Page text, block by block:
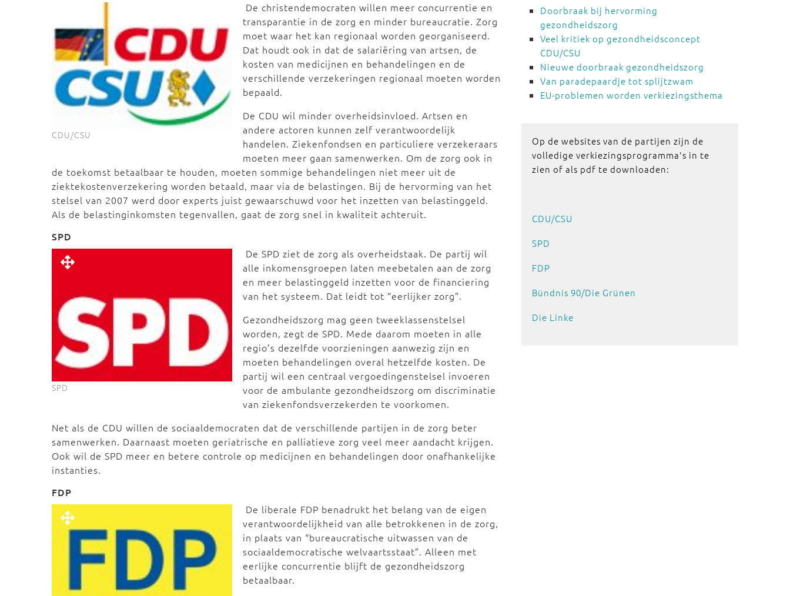
CDU/CSU
De christendemocraten willen meer concurrentie en
transparantie in de zorg en minder bureaucratie. Zorg
moet waar het kan regionaal worden georganiseerd.
Dat houdt ook in dat de salariëring van artsen, de
kosten van medicijnen en behandelingen en de
verschillende verzekeringen regionaal moeten worden
bepaald.
De CDU wil minder overheidsinvloed. Artsen en
andere actoren kunnen zelf verantwoordelijk
handelen. Ziekenfondsen en particuliere verzekeraars
moeten meer gaan samenwerken. Om de zorg ook in
de toekomst betaalbaar te houden, moeten sommige behandelingen niet meer uit de
ziektekostenverzekering worden betaald, maar via de belastingen. Bij de hervorming van het
stelsel van 2007 werd door experts juist gewaarschuwd voor het inzetten van belastinggeld.
Als de belastinginkomsten tegenvallen, gaat de zorg snel in kwaliteit achteruit.
SPD
SPD
De SPD ziet de zorg als overheidstaak. De partij wil
alle inkomensgroepen laten meebetalen aan de zorg
en meer belastinggeld inzetten voor de financiering
van het systeem. Dat leidt tot “eerlijker zorg”.
Gezondheidszorg mag geen tweeklassenstelsel
worden, zegt de SPD. Mede daarom moeten in alle
regio’s dezelfde voorzieningen aanwezig zijn en
moeten behandelingen overal hetzelfde kosten. De
partij wil een centraal vergoedingenstelsel invoeren
voor de ambulante gezondheidszorg om discriminatie
van ziekenfondsverzekerden te voorkomen.
Net als de CDU willen de sociaaldemocraten dat de verschillende partijen in de zorg beter
samenwerken. Daarnaast moeten geriatrische en palliatieve zorg veel meer aandacht krijgen.
Ook wil de SPD meer en betere controle op medicijnen en behandelingen door onafhankelijke
instanties.
FDP
De liberale FDP benadrukt het belang van de eigen
verantwoordelijkheid van alle betrokkenen in de zorg,
in plaats van “bureaucratische uitwassen van de
sociaaldemocratische welvaartsstaat”. Alleen met
eerlijke concurrentie blijft de gezondheidszorg
betaalbaar.
Doorbraak bij hervorming
gezondheidszorg
Veel kritiek op gezondheidsconcept
CDU/CSU
Nieuwe doorbraak gezondheidszorg
Van paradepaardje tot splijtzwam
EU-problemen worden verkiezingsthema
Op de websites van de partijen zijn de
volledige verkiezingsprogramma's in te
zien of als pdf te downloaden:
CDU/CSU
SPD
FDP
Bündnis 90/Die Grünen
Die Linke